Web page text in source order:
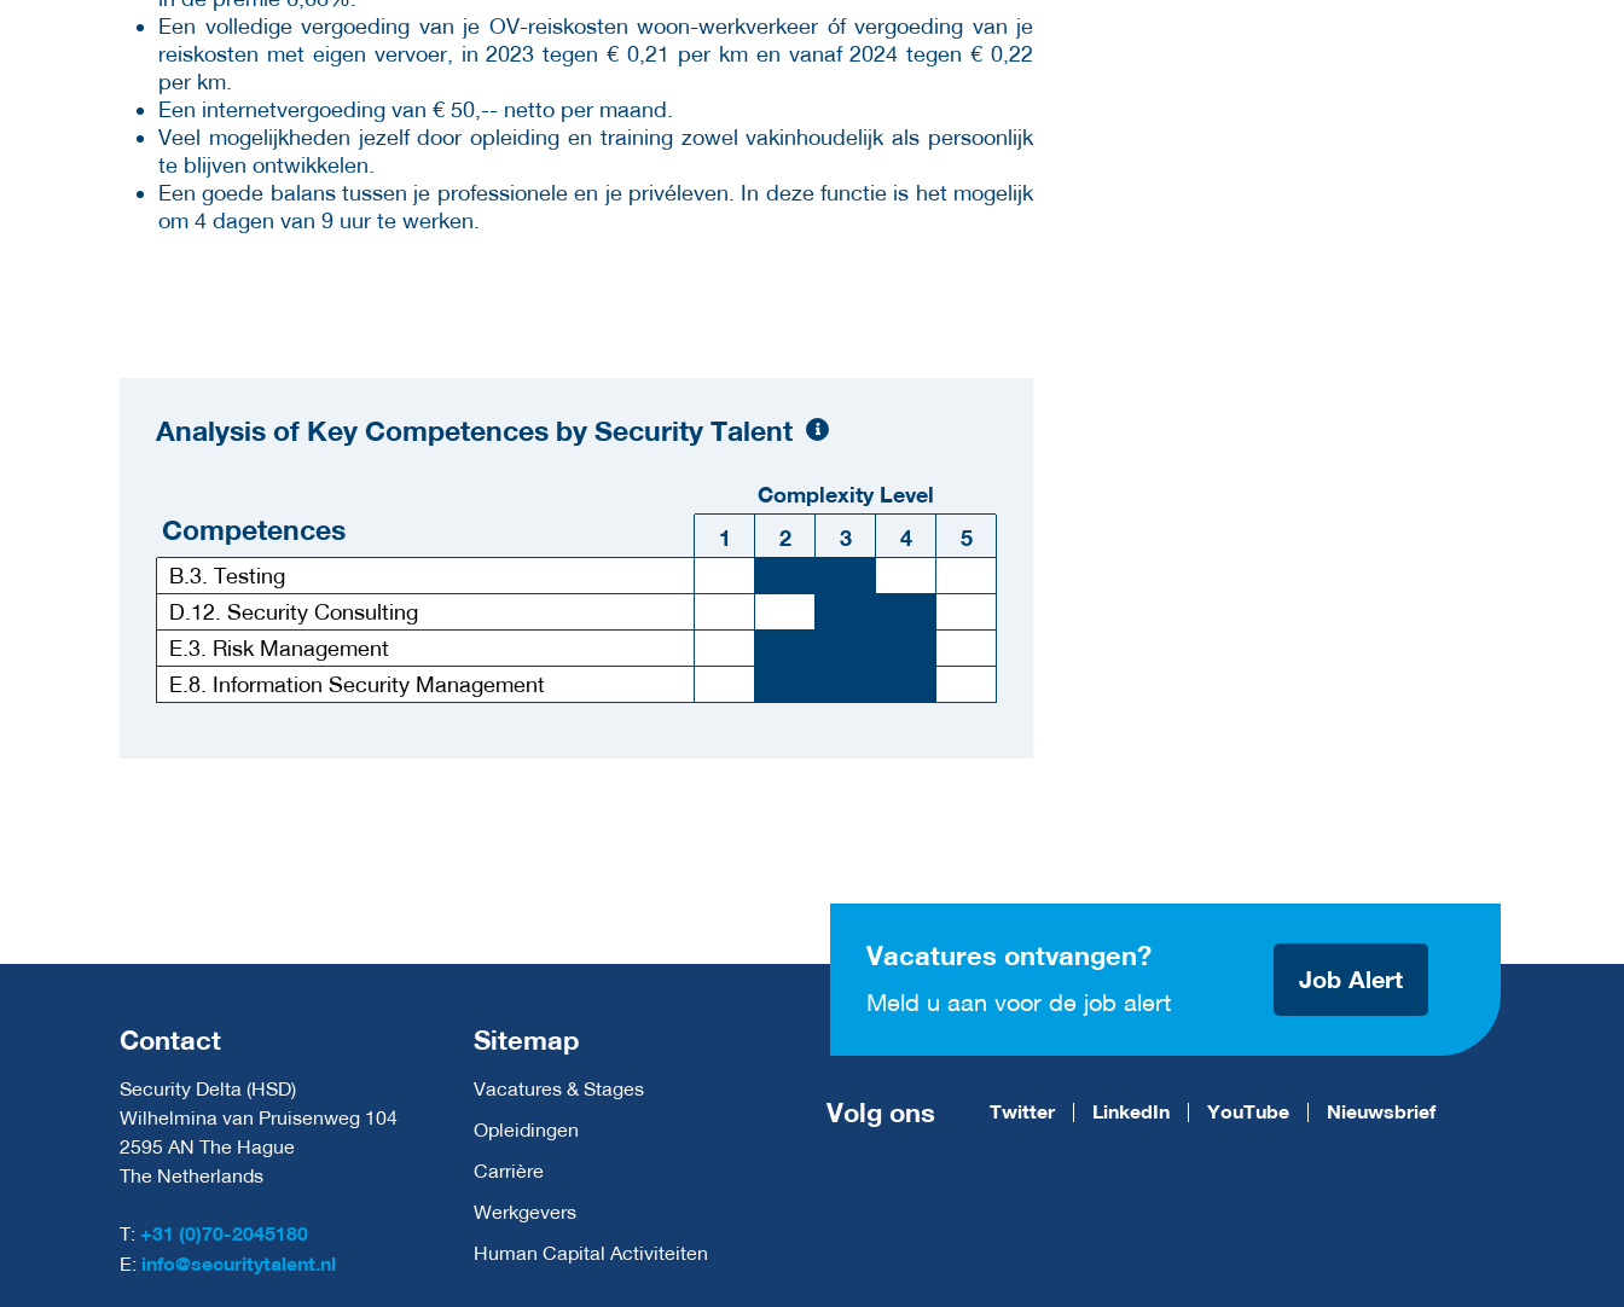
Een volledige vergoeding van je OV-reiskosten woon-werkverkeer óf vergoeding van je
reiskosten met eigen vervoer, in 2023 tegen € 0,21 per km en vanaf 2024 tegen € 0,22
per km.
Een internetvergoeding van € 50,-- netto per maand.
Veel mogelijkheden jezelf door opleiding en training zowel vakinhoudelijk als persoonlijk
te blijven ontwikkelen.
Een goede balans tussen je professionele en je privéleven. In deze functie is het mogelijk
om 4 dagen van 9 uur te werken.
Analysis of Key Competences by Security Talent
Complexity Level
Competences 1 2 3 4 5
B.3. Testing
D.12. Security Consulting
E.3. Risk Management
E.8. Information Security Management
Vacatures ontvangen?
Meld u aan voor de job alert
Job Alert
Contact
Security Delta (HSD)
Wilhelmina van Pruisenweg 104
2595 AN The Hague
The Netherlands
T: +31 (0)70-2045180
E: info@securitytalent.nl
Sitemap
Vacatures & Stages
Opleidingen
Carrière
Werkgevers
Human Capital Activiteiten
Volg ons Twitter LinkedIn YouTube Nieuwsbrief